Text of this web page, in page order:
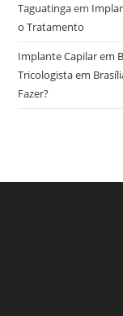
Taguatingaem
o Tratamento
Implante Capilar em
Tricologista em
Fazer?